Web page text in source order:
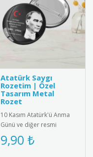
Atatürk Saygı
Rozetim | Özel
Tasarım Metal
Rozet
10 Kasım Atatürk'ü Anma
Günü ve diğer resmi
törenler için özel olarak
tasarlanmış metal saygı
9,90 ₺